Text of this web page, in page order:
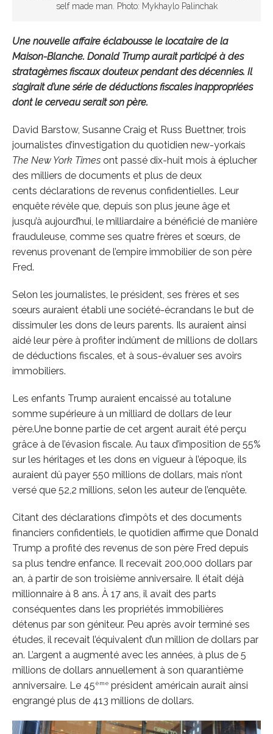
self made man. Photo: Mykhaylo Palinchak
Une nouvelle affaire éclabousse le locataire de la
Maison-Blanche. Donald Trump aurait participé à des
stratagèmes fiscaux douteux pendant des décennies. Il
s’agirait d’une série de déductions fiscales inappropriées
dont le cerveau serait son père.
David Barstow, Susanne Craig et Russ Buettner, trois
journalistes d’investigation du quotidien new-yorkais
The New York Times ont passé dix-huit mois à éplucher
des milliers de documents et plus de deux
cents déclarations de revenus confidentielles. Leur
enquête révèle que, depuis son plus jeune âge et
jusqu’à aujourd’hui, le milliardaire a bénéficié de manière
frauduleuse, comme ses quatre frères et sœurs, de
revenus provenant de l’empire immobilier de son père
Fred.
Selon les journalistes, le président, ses frères et ses
sœurs auraient établi une société-écrandans le but de
dissimuler les dons de leurs parents. Ils auraient ainsi
aidé leur père à profiter indûment de millions de dollars
de déductions fiscales, et à sous-évaluer ses avoirs
immobiliers.
Les enfants Trump auraient encaissé au totalune
somme supérieure à un milliard de dollars de leur
père.Une bonne partie de cet argent aurait été perçu
grâce à de l’évasion fiscale. Au taux d’imposition de 55%
sur les héritages et les dons en vigueur à l’époque, ils
auraient dû payer 550 millions de dollars, mais n’ont
versé que 52,2 millions, selon les auteur de l’enquête.
Citant des déclarations d’impôts et des documents
financiers confidentiels, le quotidien affirme que Donald
Trump a profité des revenus de son père Fred depuis
sa plus tendre enfance. Il recevait 200,000 dollars par
an, à partir de son troisième anniversaire. Il était déjà
millionnaire à 8 ans. À 17 ans, il avait des parts
conséquentes dans les propriétés immobilières
détenus par son géniteur. Peu après avoir terminé ses
études, il recevait l’équivalent d’un million de dollars par
an. L’argent a augmenté avec les années, à plus de 5
millions de dollars annuellement à son quarantième
anniversaire. Le 45ème président américain aurait ainsi
engrangé plus de 413 millions de dollars.